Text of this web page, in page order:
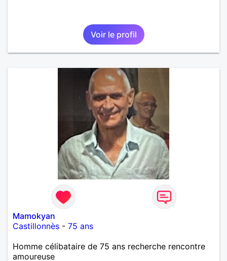
Voir le profil
Mamokyan
Castillonnès - 75 ans
Homme célibataire de 75 ans recherche rencontre
amoureuse